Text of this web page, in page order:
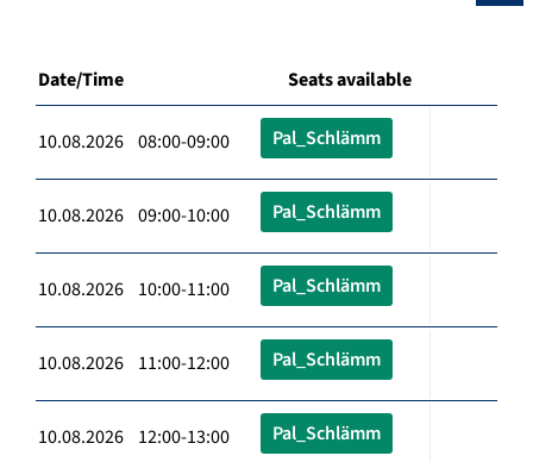
Date/Time Seats available
10.08.2026 08:00-09:00 Pal_Schlämm
10.08.2026 09:00-10:00 Pal_Schlämm
10.08.2026 10:00-11:00 Pal_Schlämm
10.08.2026 11:00-12:00 Pal_Schlämm
10.08.2026 12:00-13:00 Pal_Schlämm